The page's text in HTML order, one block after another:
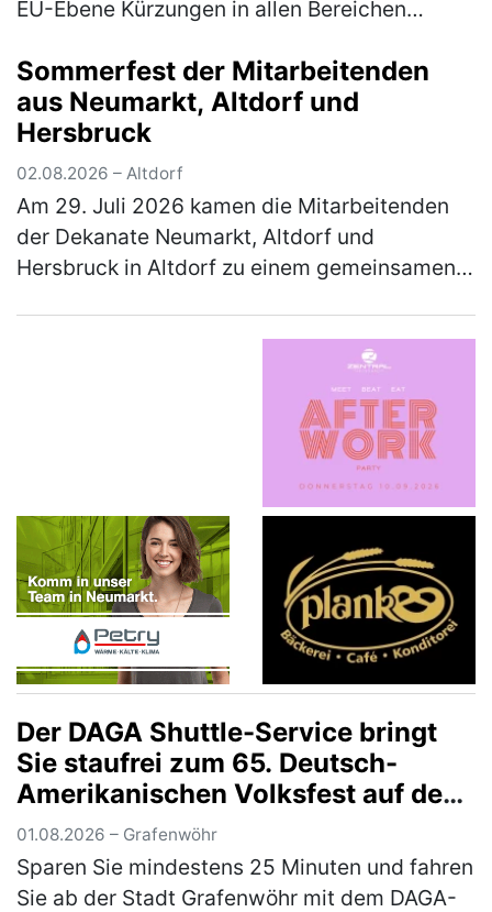
EU-Ebene Kürzungen in allen Bereichen
kürzlich in Dublin vonseit…(mehr)
Sommerfest der Mitarbeitenden
aus Neumarkt, Altdorf und
Hersbruck
02.08.2026 – Altdorf
Am 29. Juli 2026 kamen die Mitarbeitenden
der Dekanate Neumarkt, Altdorf und
Hersbruck in Altdorf zu einem gemeinsamen
Der DAGA Shuttle-Service bringt
Sie staufrei zum 65. Deutsch-
Amerikanischen Volksfest auf den
Truppenübungsplatz
01.08.2026 – Grafenwöhr
Sparen Sie mindestens 25 Minuten und fahren
Sie ab der Stadt Grafenwöhr mit dem DAGA-